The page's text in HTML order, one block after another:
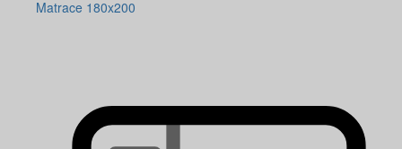
Matrace 180x200